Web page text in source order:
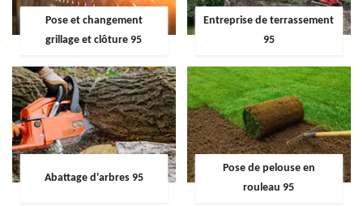
Pose et changement
grillage et clôture 95
Entreprise de terrassement
95
Abattage d'arbres 95
Pose de pelouse en
rouleau 95